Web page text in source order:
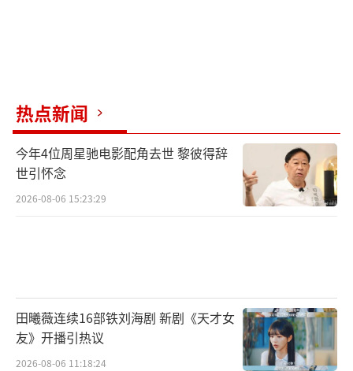
式，其参与的国民综艺《新西游记》重启无
望。（责任编辑：zx0176）
热点新闻
今年4位周星驰电影配角去世 黎彼得辞
世引怀念
2026-08-06 15:23:29
田曦薇连续16部铁刘海剧 新剧《天才女
友》开播引热议
2026-08-06 11:18:24